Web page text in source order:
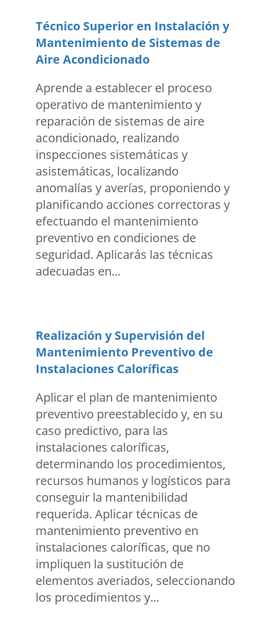
Técnico Superior en Instalación y
Mantenimiento de Sistemas de
Aire Acondicionado
Aprende a establecer el proceso
operativo de mantenimiento y
reparación de sistemas de aire
acondicionado, realizando
inspecciones sistemáticas y
asistemáticas, localizando
anomalías y averías, proponiendo y
planificando acciones correctoras y
efectuando el mantenimiento
preventivo en condiciones de
seguridad. Aplicarás las técnicas
adecuadas en...
Realización y Supervisión del
Mantenimiento Preventivo de
Instalaciones Caloríficas
Aplicar el plan de mantenimiento
preventivo preestablecido y, en su
caso predictivo, para las
instalaciones caloríficas,
determinando los procedimientos,
recursos humanos y logísticos para
conseguir la mantenibilidad
requerida. Aplicar técnicas de
mantenimiento preventivo en
instalaciones caloríficas, que no
impliquen la sustitución de
elementos averiados, seleccionando
los procedimientos y...